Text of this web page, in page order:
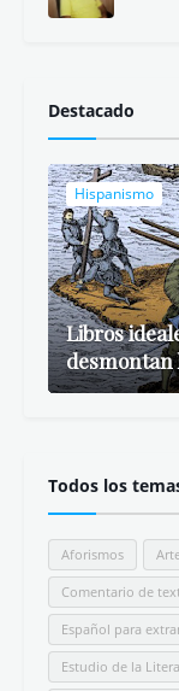
Destacado
Hispanismo
Libros
desmontan
Todos los
Aforismos
Comentario de
Español para
Estudio de la